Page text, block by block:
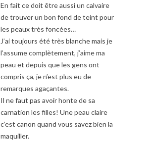
En fait ce doit être aussi un calvaire
de trouver un bon fond de teint pour
les peaux très foncées…
J’ai toujours été très blanche mais je
l’assume complètement, j’aime ma
peau et depuis que les gens ont
compris ça, je n’est plus eu de
remarques agaçantes.
Il ne faut pas avoir honte de sa
carnation les filles! Une peau claire
c’est canon quand vous savez bien la
maquiller.